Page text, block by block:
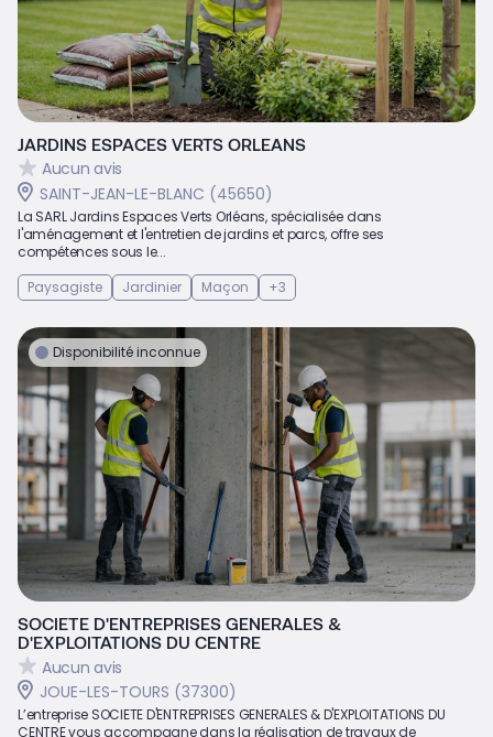
JARDINS ESPACES VERTS ORLEANS
Aucun avis
SAINT-JEAN-LE-BLANC (45650)
La SARL Jardins Espaces Verts Orléans, spécialisée dans
l'aménagement et l'entretien de jardins et parcs, offre ses
compétences sous le...
Paysagiste
Jardinier Maçon +3
Disponibilité inconnue
SOCIETE D'ENTREPRISES GENERALES &
D'EXPLOITATIONS DU CENTRE
Aucun avis
JOUE-LES-TOURS (37300)
L’entreprise SOCIETE D'ENTREPRISES GENERALES & D'EXPLOITATIONS DU
CENTRE vous accompagne dans la réalisation de travaux de